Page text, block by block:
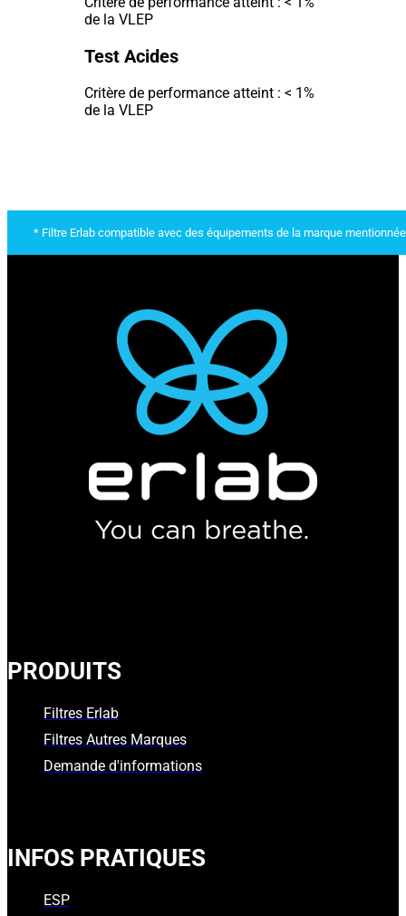
de la VLEP
Test Acides
Critère de performance atteint : < 1%
de la VLEP
* Filtre Erlab compatible avec des équipements de la marque
PRODUITS
Filtres Erlab
Filtres Autres Marques
Demande d'informations
INFOS PRATIQUES
ESP